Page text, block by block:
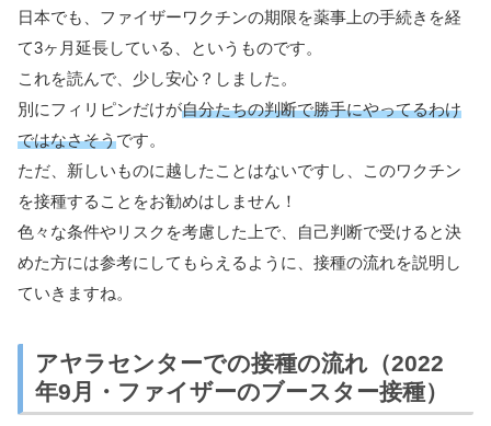
日本でも、ファイザーワクチンの期限を薬事上の手続きを経
て3ヶ月延長している、というものです。
これを読んで、少し安心？しました。
別にフィリピンだけが自分たちの判断で勝手にやってるわけ
ではなさそうです。
ただ、新しいものに越したことはないですし、このワクチン
を接種することをお勧めはしません！
色々な条件やリスクを考慮した上で、自己判断で受けると決
めた方には参考にしてもらえるように、接種の流れを説明し
ていきますね。
アヤラセンターでの接種の流れ（2022
年9月・ファイザーのブースター接種）